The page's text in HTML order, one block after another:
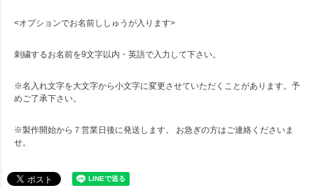
<オプションでお名前ししゅうが入ります>
刺繍するお名前を9文字以内・英語で入力して下さい。
※名入れ文字を大文字から小文字に変更させていただくことがあります。予
めご了承下さい。
※製作開始から７営業日後に発送します。 お急ぎの方はご連絡くださいま
せ。